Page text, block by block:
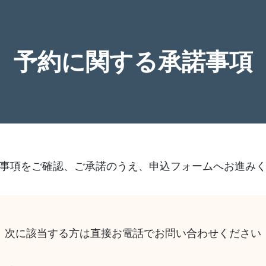
予約に関する承諾事項
項をご確認、ご承諾のうえ、申込フォームへお進み
次に該当する方は直接お電話でお問い合わせください